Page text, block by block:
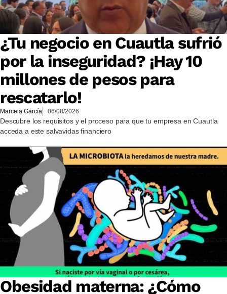
¿Tu negocio en Cuautla sufrió
por la inseguridad? ¡Hay 10
millones de pesos para
rescatarlo!
Marcela García 06/08/2026
Descubre los requisitos y el proceso para que tu empresa en Cuautla
acceda a este salvavidas financiero
Obesidad materna: ¿Cómo